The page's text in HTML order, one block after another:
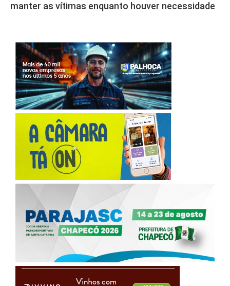
manter as vítimas enquanto houver necessidade